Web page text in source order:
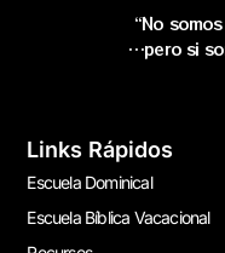
“No
…pero si
Links Rápidos
Escuela Dominical
Escuela Bíblica Vacacional